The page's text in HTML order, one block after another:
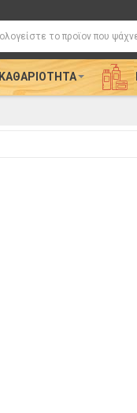
ΚΑΘΑΡΙΌΤΗΤΑ